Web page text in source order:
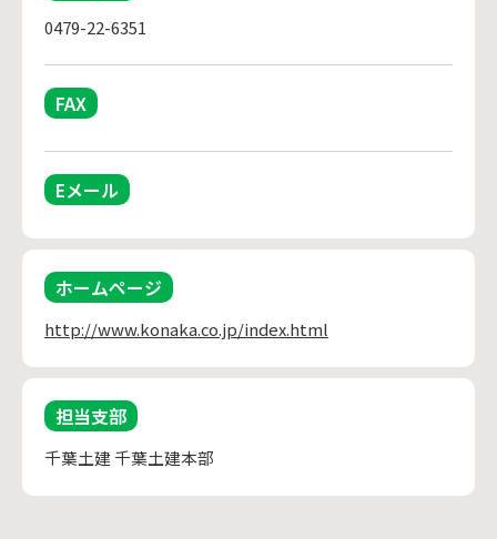
0479-22-6351
FAX
Eメール
ホームページ
http://www.konaka.co.jp/index.html
担当支部
千葉土建 千葉土建本部